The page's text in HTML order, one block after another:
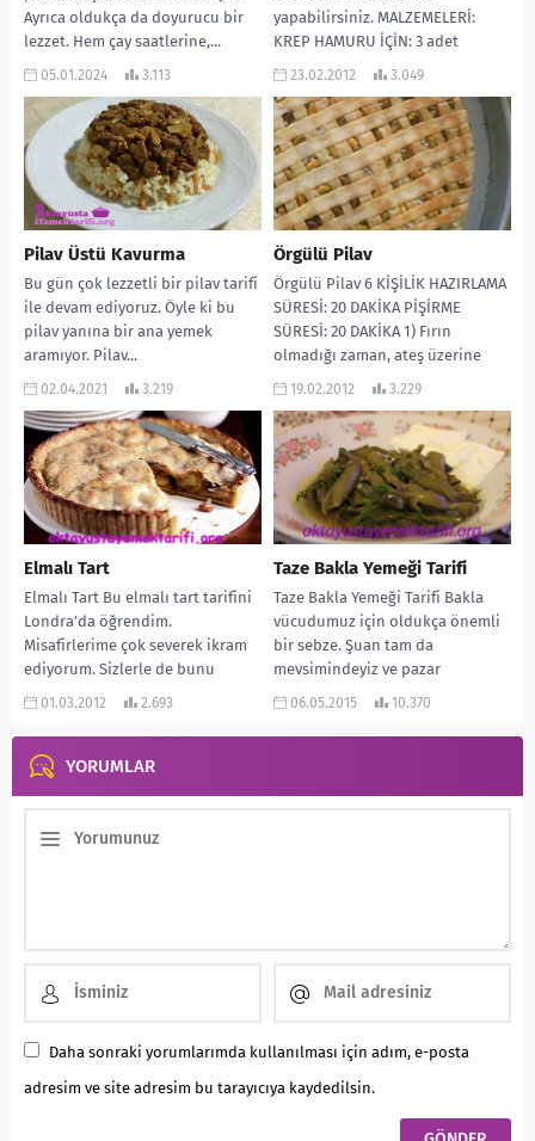
Ayrıca oldukça da doyurucu bir
lezzet. Hem çay saatlerine,...
05.01.2024 3.113
yapabilirsiniz. MALZEMELERİ:
KREP HAMURU İÇİN: 3 adet
yumurta Yarım çay bardağı
23.02.2012 3.049
Pilav Üstü Kavurma
Bu gün çok lezzetli bir pilav tarifi
ile devam ediyoruz. Öyle ki bu
pilav yanına bir ana yemek
aramıyor. Pilav...
02.04.2021 3.219
Örgülü Pilav
Örgülü Pilav 6 KİŞİLİK HAZIRLAMA
SÜRESİ: 20 DAKİKA PİŞİRME
SÜRESİ: 20 DAKİKA 1) Fırın
olmadığı zaman, ateş üzerine
veya kızgın...
19.02.2012 3.229
Elmalı Tart
Elmalı Tart Bu elmalı tart tarifini
Londra’da öğrendim.
Misafirlerime çok severek ikram
ediyorum. Sizlerle de bunu
paylaşmak istedim. İnşallah
01.03.2012 2.693
Taze Bakla Yemeği Tarifi
Taze Bakla Yemeği Tarifi Bakla
vücudumuz için oldukça önemli
bir sebze. Şuan tam da
mevsimindeyiz ve pazar
tezgahlarında çokça baklaya...
06.05.2015 10.370
YORUMLAR
Daha sonraki yorumlarımda kullanılması için adım, e-posta
adresim ve site adresim bu tarayıcıya kaydedilsin.